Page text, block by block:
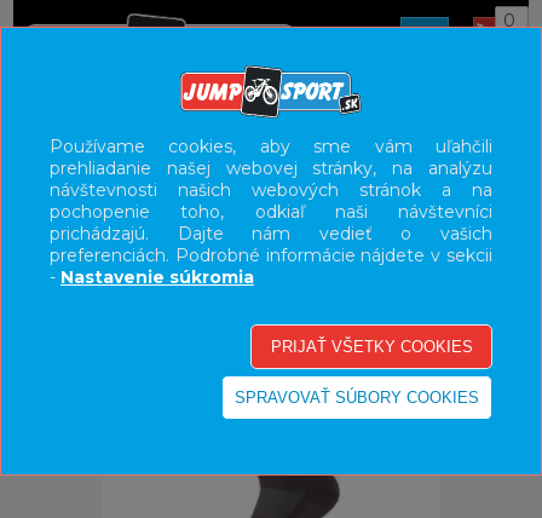
0
UŽÍVATEĽSKÝ PANEL
KATEGÓRIE
HLAVNÉ MENU
Používame cookies, aby sme vám uľahčili
prehliadanie našej webovej stránky, na analýzu
návštevnosti našich webových stránok a na
pochopenie toho, odkiaľ naši návštevníci
prichádzajú. Dajte nám vedieť o vašich
preferenciách. Podrobné informácie nájdete v sekcii
- Nastavenie súkromia